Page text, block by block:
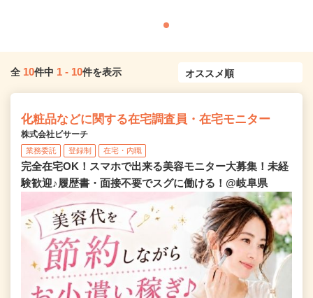
全 10件中 1 - 10件を表示
化粧品などに関する在宅調査員・在宅モニター
株式会社ビサーチ
業務委託 登録制 在宅・内職
完全在宅OK！スマホで出来る美容モニター大募集！未経
験歓迎♪履歴書・面接不要でスグに働ける！@岐阜県